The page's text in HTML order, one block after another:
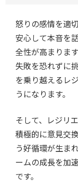
怒りの感情を適
安心して本音を
全性が高まりま
失敗を恐れずに
を乗り越えるレ
うになります。
そして、レジリ
積極的に意見交
う好循環が生ま
ームの成長を加
です。